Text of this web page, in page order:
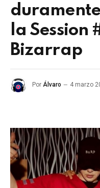
la Session
Bizarrap
Por Álvaro 4 marzo